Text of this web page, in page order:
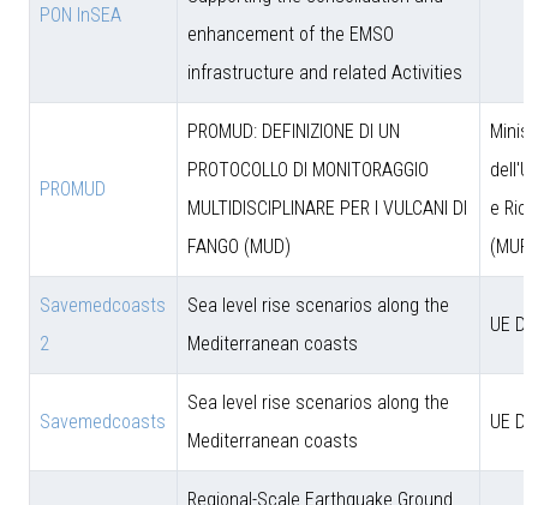
PON InSEA
enhancement of the EMSO
infrastructure and related Activities
PROMUD
PROMUD: DEFINIZIONE DI UN
PROTOCOLLO DI MONITORAGGIO
MULTIDISCIPLINARE PER I VULCANI DI
FANGO (MUD)
e
(MUR)
Savemedcoasts
2
Sea level rise scenarios along the
Mediterranean coasts
UE
Savemedcoasts
Sea level rise scenarios along the
Mediterranean coasts
UE
Regional-Scale Earthquake Ground